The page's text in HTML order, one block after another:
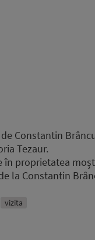
Constantin
Tezaur.
în proprietatea
la Constantin
vizita